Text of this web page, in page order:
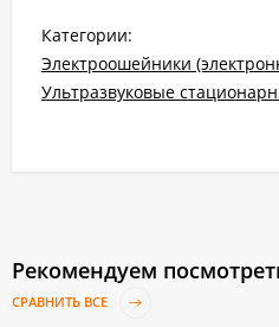
Категории:
Электроошейники
Ультразвуковые
Рекомендуем
СРАВНИТЬ ВСЕ